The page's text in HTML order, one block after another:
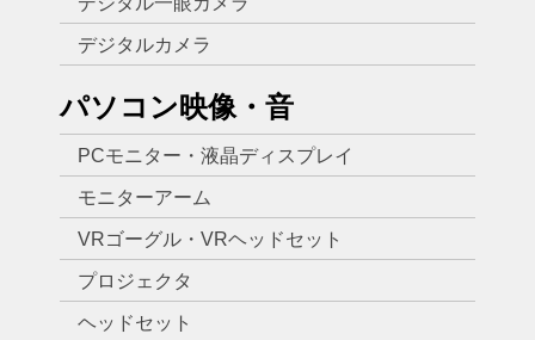
デジタルカメラ
パソコン映像・音
PCモニター・液晶ディスプレイ
モニターアーム
VRゴーグル・VRヘッドセット
プロジェクタ
ヘッドセット